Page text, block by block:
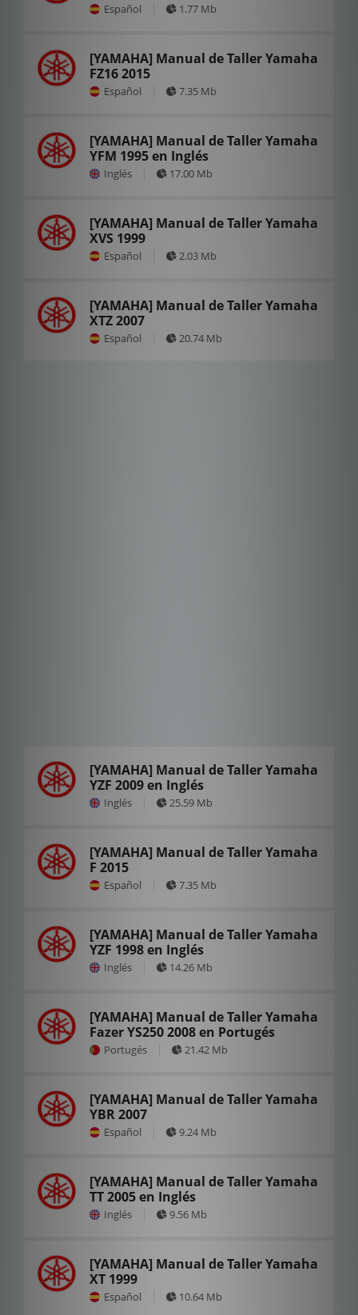
Español 1.77 Mb
[YAMAHA] Manual de Taller Yamaha
FZ16 2015
Español 7.35 Mb
[YAMAHA] Manual de Taller Yamaha
YFM 1995 en Inglés
Inglés 17.00 Mb
[YAMAHA] Manual de Taller Yamaha
XVS 1999
Español 2.03 Mb
[YAMAHA] Manual de Taller Yamaha
XTZ 2007
Español 20.74 Mb
[YAMAHA] Manual de Taller Yamaha
YZF 2009 en Inglés
Inglés 25.59 Mb
[YAMAHA] Manual de Taller Yamaha
F 2015
Español 7.35 Mb
[YAMAHA] Manual de Taller Yamaha
YZF 1998 en Inglés
Inglés 14.26 Mb
[YAMAHA] Manual de Taller Yamaha
Fazer YS250 2008 en Portugés
Portugés 21.42 Mb
[YAMAHA] Manual de Taller Yamaha
YBR 2007
Español 9.24 Mb
[YAMAHA] Manual de Taller Yamaha
TT 2005 en Inglés
Inglés 9.56 Mb
[YAMAHA] Manual de Taller Yamaha
XT 1999
Español 10.64 Mb